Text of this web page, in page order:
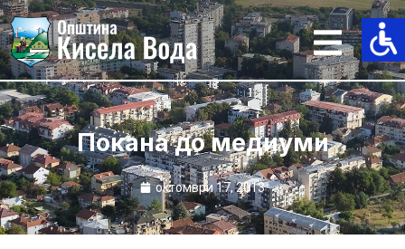
Skip
to
content
Покана до медиуми
октомври 17, 2013